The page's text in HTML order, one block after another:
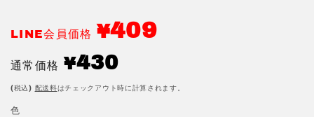
(1)
を
く
LINE会員価格 ¥409
通常価格
通
常
価
¥430
(税込) 配送料はチェックアウト時に計算されます。
色